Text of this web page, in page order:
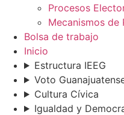
Procesos
Mecanismos de
Bolsa de trabajo
Inicio
Estructura IEEG
Voto
Cultura Cívica
Igualdad y